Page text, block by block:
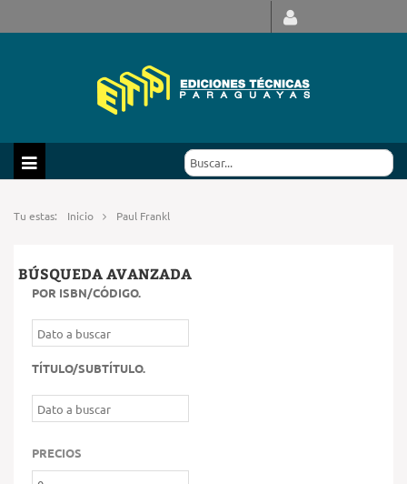
Tu estas: Inicio Paul Frankl
BÚSQUEDA AVANZADA
POR ISBN/CÓDIGO.
TÍTULO/SUBTÍTULO.
PRECIOS